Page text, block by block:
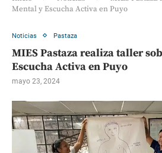
Mental y Escucha Activa en Puyo
Noticias Pastaza
MIES Pastaza realiza taller
Escucha Activa en Puyo
mayo 23, 2024